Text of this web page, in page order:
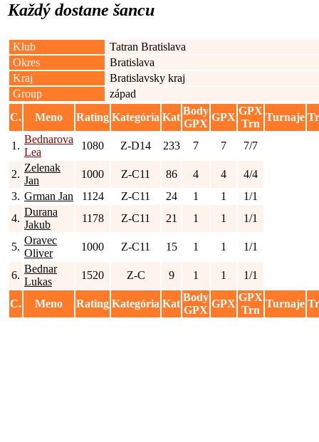
Každý dostane šancu
Klub
Tatran Bratislava
Okres
Bratislava
Kraj
Bratislavsky kraj
Group
západ
C.
Meno Rating Kategória Kat
Body
GPX
GPX
GPX
Trn
Turnaje
1.
Bednarova
Lea
1080 Z-D14 233 7 7 7/7
2.
Zelenak
Jan
1000 Z-C11 86 4 4
4/4
3. Grman Jan 1124 Z-C11 24 1 1
1/1
4.
Durana
Jakub
1178 Z-C11 21 1 1 1/1
5.
Oravec
Oliver
1000 Z-C11 15 1 1 1/1
6.
Bednar
Lukas
1520 Z-C 9 1 1 1/1
C. Meno Rating Kategória Kat
Body
GPX
GPX
GPX
Trn
Turnaje